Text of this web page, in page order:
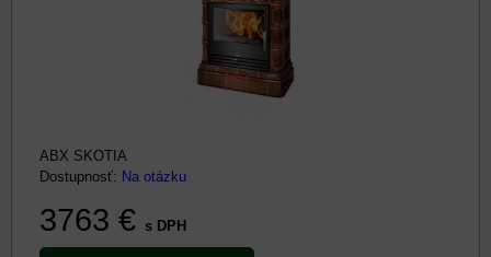
ABX SKOTIA
Dostupnosť: Na otázku
3763 € s DPH